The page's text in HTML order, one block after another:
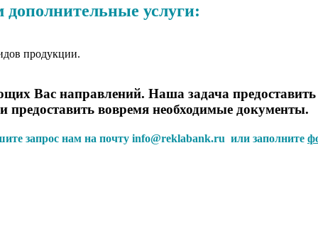
услуги:
продукции.
Вас направлений. Наша задача
предоставить вовремя необходимые документы.
запрос нам на почту info@reklabank.ru или заполните